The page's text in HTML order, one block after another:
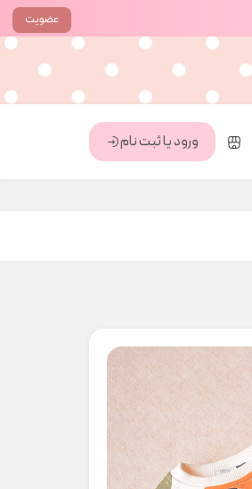
عضویت
ورود یا ثبت نام